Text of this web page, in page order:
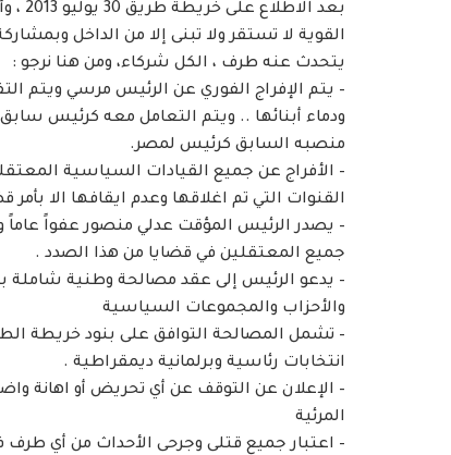
بعد
القوية لا تستقر ولا تبنى إلا من الداخل
يتحدث عنه طرف ، الكل شركاء، ومن هنا نرجو :
– يتم الإفراج الفوري عن الرئيس مرسي ويتم
ودماء أبنائها .. ويتم التعامل معه كرئيس
منصبه السابق كرئيس لمصر.
– الأفراج عن جميع القيادات السياسية
القنوات التي تم اغلاقها وعدم ايقافها الا بأمر
– يصدر الرئيس المؤقت عدلي منصور عفواً
جميع المعتقلين في قضايا من هذا الصدد .
– يدعو الرئيس إلى عقد مصالحة وطنية شاملة
والأحزاب والمجموعات السياسية
– تشمل المصالحة التوافق على بنود خريطة
انتخابات رئاسية وبرلمانية ديمقراطية .
– الإعلان عن التوقف عن أي تحريض أو اهانة
المرئية
– اعتبار جميع قتلى وجرحى الأحداث من أي